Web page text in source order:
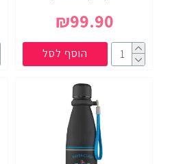
₪99.90
הוסף לסל